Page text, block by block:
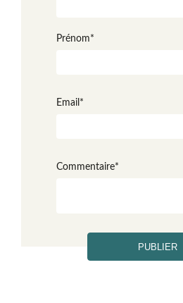
Prénom*
Email *
Commentaire*